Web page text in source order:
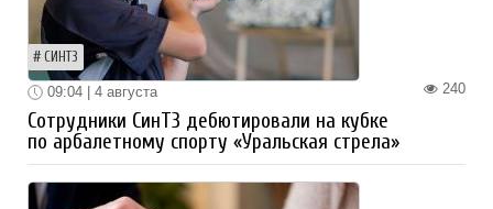
СИНТЗ
240
09:04 | 4 августа
Сотрудники СинТЗ дебютировали на кубке
по арбалетному спорту «Уральская стрела»